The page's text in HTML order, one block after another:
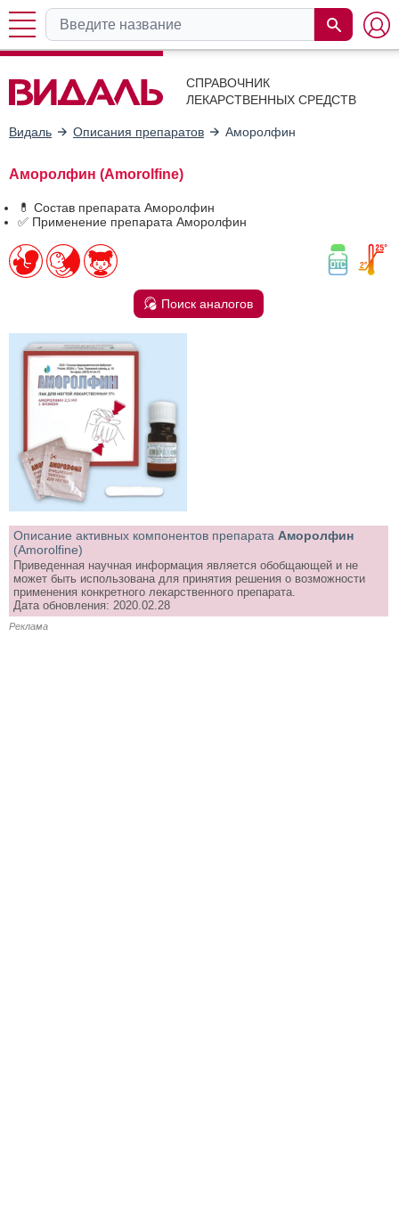
СПРАВОЧНИК
ЛЕКАРСТВЕННЫХ СРЕДСТВ
Видаль Описания препаратов Аморолфин
Аморолфин (Amorolfine)
💊 Состав препарата Аморолфин
✅ Применение препарата Аморолфин
Поиск аналогов
Описание активных компонентов препарата Аморолфин
(Amorolfine)
Приведенная научная информация является обобщающей и не
может быть использована для принятия решения о возможности
применения конкретного лекарственного препарата.
Дата обновления: 2020.02.28
Реклама